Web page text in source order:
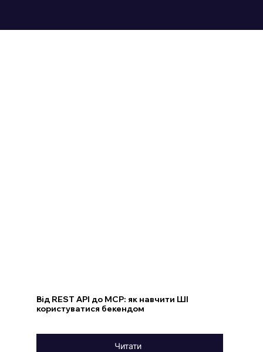
Від REST API до MCP: як навчити ШІ
користуватися бекендом
Читати